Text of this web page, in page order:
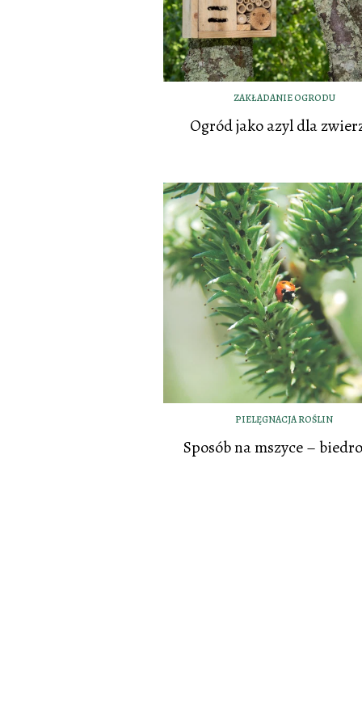
ZAKŁADANIE OGRODU
Ogród jako azyl dla
PIELĘGNACJA ROŚLIN
Sposób na mszyce –